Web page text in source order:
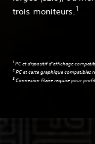
trois moniteurs.1
1 PC et dispositif d'affichage
2 PC et carte graphique compatibles
3 Connexion filaire requise pour